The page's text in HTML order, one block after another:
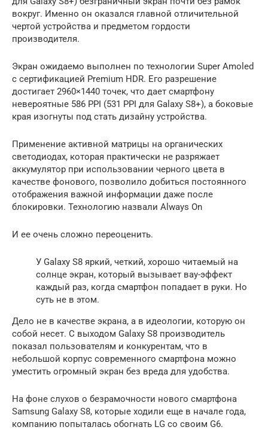
вокруг. Именно он оказался главной отличительной
чертой устройства и предметом гордости
производителя.
Экран ожидаемо выполнен по технологии Super Amoled
с сертификацией Premium HDR. Его разрешение
достигает 2960×1440 точек, что дает смартфону
невероятные 586 PPI (531 PPI для Galaxy S8+), а боковые
края изогнуты под стать дизайну устройства.
Применение активной матрицы на органических
светодиодах, которая практически не разряжает
аккумулятор при использовании черного цвета в
качестве фонового, позволило добиться постоянного
отображения важной информации даже после
блокировки. Технологию назвали Always On
И ее очень сложно переоценить.
У Galaxy S8 яркий, четкий, хорошо читаемый на
солнце экран, который вызывает вау-эффект
каждый раз, когда смартфон попадает в руки. Но
суть не в этом.
Дело не в качестве экрана, а в идеологии, которую он
собой несет. С выходом Galaxy S8 производитель
показал пользователям и конкурентам, что в
небольшой корпус современного смартфона можно
уместить огромный экран без вреда для удобства.
На фоне слухов о безрамочности нового смартфона
Samsung Galaxy S8, которые ходили еще в начале года,
компанию попыталась обогнать LG со своим G6.